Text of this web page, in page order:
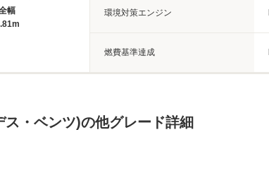
幅
環境対策エンジン
燃費基準達成
・ベンツ)の他グレード詳細